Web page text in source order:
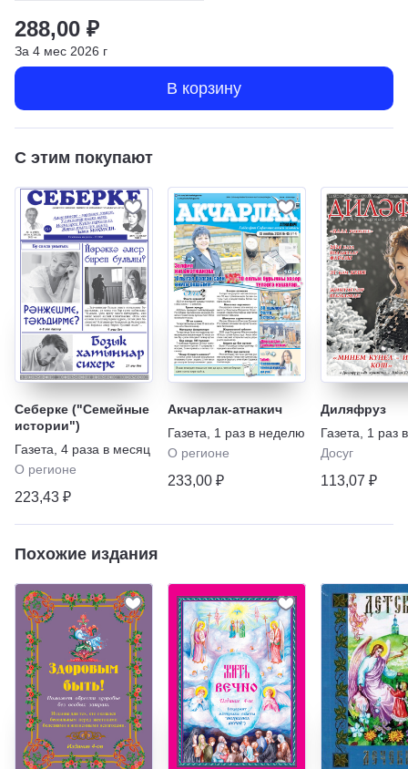
288,00 ₽
За 4 мес 2026 г
В корзину
С этим покупают
Себерке ("Семейные
истории")
Газета 4 раза в месяц
О регионе
223,43 ₽
Акчарлак-атнакич
Газета
1 раз в неделю
О регионе
233,00 ₽
Диляфруз
Газета
1 раз
Досуг
113,07 ₽
Похожие издания